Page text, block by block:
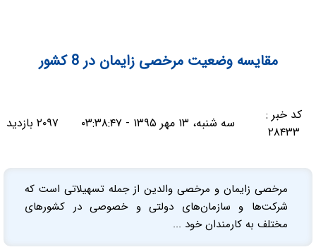
مقایسه وضعیت مرخصی زایمان در 8 کشور
کد خبر :
۲۸۴۳۳
سه شنبه، ۱۳ مهر ۱۳۹۵ - ۰۳:۳۸:۴۷ ۲۰۹۷ بازدید
مرخصی زایمان و مرخصی والدین از جمله تسهیلاتی است که
شرکت‌ها و سازمان‌های دولتی و خصوصی در کشورهای
مختلف به کارمندان خود ...